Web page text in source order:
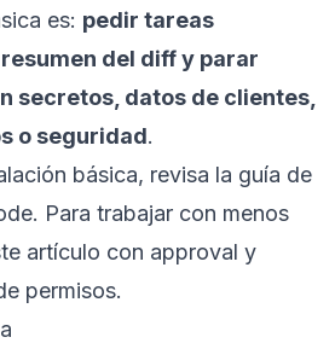
es: pedir tareas
del diff y parar
secretos, datos de clientes,
o seguridad.
básica, revisa la guía de
. Para trabajar con menos
artículo con approval y
permisos.